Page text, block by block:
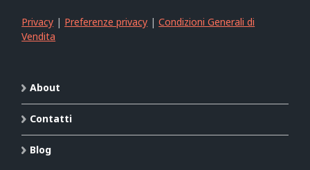
Privacy | Preferenze privacy |Condizioni Generali di
Vendita
About
Contatti
Blog